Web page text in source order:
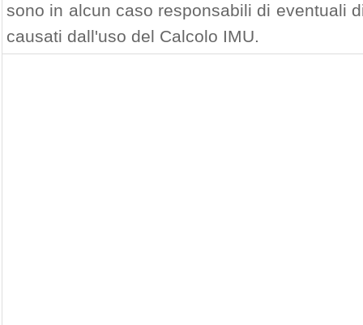
sono in alcun caso responsabili di eventuali
causati dall'uso del Calcolo IMU.